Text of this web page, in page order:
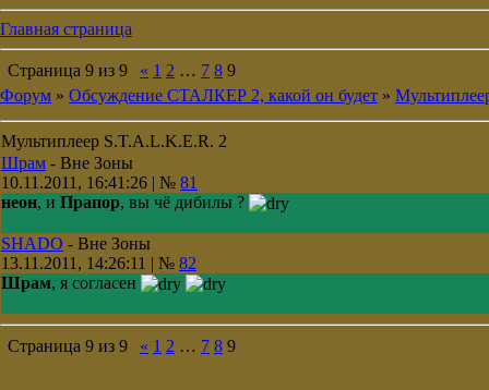
Главная страница
Страница 9 из 9 « 1 2 … 7 8 9
Форум » Обсуждение СТАЛКЕР 2, какой он будет »
Мультиплеер S.T.A.L.K.E.R. 2
Шрам - Вне Зоны
10.11.2011, 16:41:26 | № 81
неон, и Прапор, вы чё дибилы ?
SHADO - Вне Зоны
13.11.2011, 14:26:11 | № 82
Шрам, я согласен
Страница 9 из 9 « 1 2 … 7 8 9